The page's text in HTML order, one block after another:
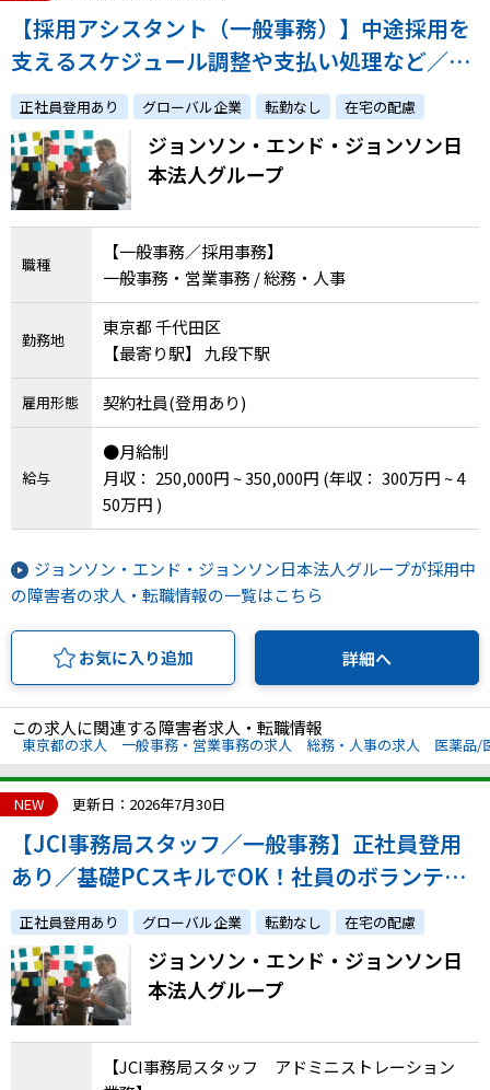
【採用アシスタント（一般事務）】中途採用を
支えるスケジュール調整や支払い処理など／年
休121日・フレックス
正社員登用あり グローバル企業 転勤なし 在宅の配慮
ジョンソン・エンド・ジョンソン日
本法人グループ
職種
【一般事務／採用事務】
一般事務・営業事務 / 総務・人事
勤務地
東京都 千代田区
【最寄り駅】 九段下駅
雇用形態 契約社員(登用あり)
給与
●月給制
月収： 250,000円 ~ 350,000円 (年収： 300万円 ~ 4
50万円 )
ジョンソン・エンド・ジョンソン日本法人グループが採用中
の障害者の求人・転職情報の一覧はこちら
お気に入り追加 詳細へ
この求人に関連する障害者求人・転職情報
東京都の求人 一般事務・営業事務の求人 総務・人事の求人 医薬品/
NEW 更新日：2026年7月30日
【JCI事務局スタッフ／一般事務】正社員登用
あり／基礎PCスキルでOK！社員のボランティ
ア活動を支える事務局スタッフ（備品管理や経
理処理、問い合わせ対応等）
正社員登用あり グローバル企業 転勤なし 在宅の配慮
ジョンソン・エンド・ジョンソン日
本法人グループ
【JCI事務局スタッフ アドミニストレーション